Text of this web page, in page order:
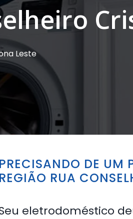
Leste
PRECISANDO DE UM
REGIÃO RUA
eletrodoméstico